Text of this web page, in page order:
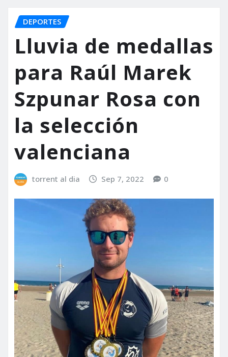
DEPORTES
Lluvia de medallas
para Raúl Marek
Szpunar Rosa con
la selección
valenciana
torrent al dia Sep 7, 2022 0